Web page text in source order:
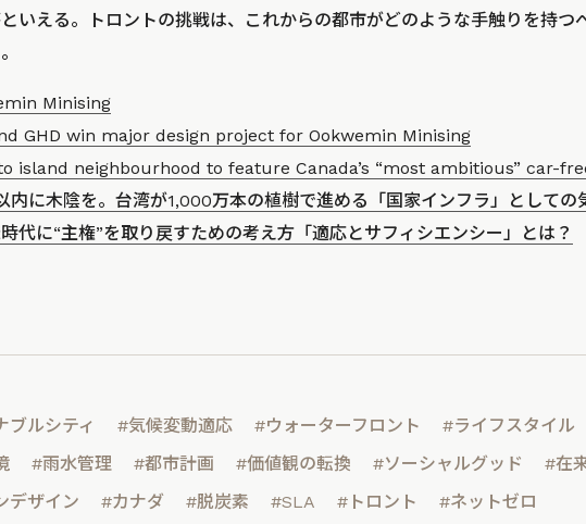
いえる。トロントの挑戦は、これからの都市がどのような手触りを持つ
Minising
GHD win major design project for Ookwemin Minising
island neighbourhood to feature Canada’s “most ambitious” car-
内に木陰を。台湾が1,000万本の植樹で進める「国家インフラ」としての
代に“主権”を取り戻すための考え方「適応とサフィシエンシー」とは？
ブルシティ #気候変動適応 #ウォーターフロント
#ライフスタイル
#雨水管理 #都市計画 #価値観の転換 #ソーシャルグッド
#在
デザイン #カナダ #脱炭素 #SLA #トロント #ネットゼロ